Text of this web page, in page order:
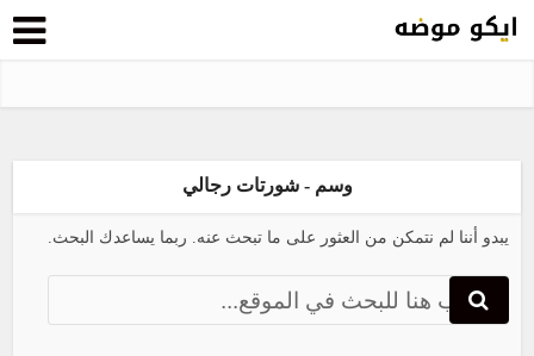
وسم - شورتات رجالي
يبدو أننا لم نتمكن من العثور على ما تبحث عنه. ربما يساعدك البحث.